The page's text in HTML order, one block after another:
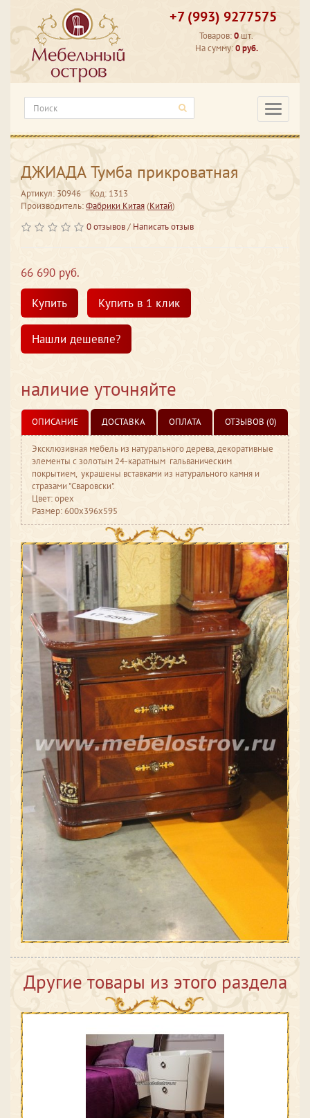
+7 (993) 9277575
Товаров:0 шт.
На сумму:0 руб.
ДЖИАДА Тумба прикроватная
Артикул: 30946
Код: 1313
Производитель:Фабрики Китая(Китай)
0 отзывов/ Написать отзыв
66 690 руб.
Купить
Купить в 1 клик
Нашли дешевле?
наличие уточняйте
ОПИСАНИЕ ДОСТАВКА ОПЛАТА ОТЗЫВОВ (0)
Эксклюзивная мебель из натурального дерева, декоративные
элементы с золотым 24-каратным гальваническим
покрытием, украшены вставками из натурального камня и
стразами "Сваровски".
Цвет: орех
Размер: 600x396x595
Другие товары из этого раздела